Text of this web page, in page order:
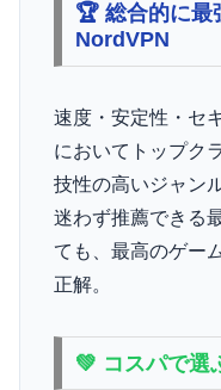
🏆 総合的に
NordVPN
速度・安定性・セ
においてトップク
技性の高いジャン
迷わず推薦できる
ても、最高のゲー
正解。
💚 コスパで